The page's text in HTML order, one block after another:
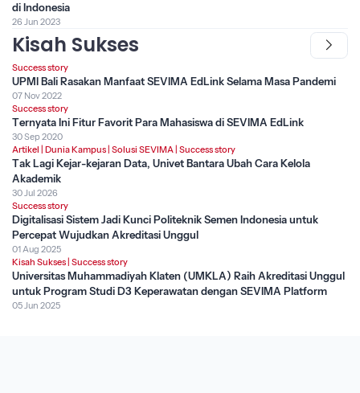
di Indonesia
26 Jun 2023
Kisah Sukses
Success story
UPMI Bali Rasakan Manfaat SEVIMA EdLink Selama Masa Pandemi
07 Nov 2022
Success story
Ternyata Ini Fitur Favorit Para Mahasiswa di SEVIMA EdLink
30 Sep 2020
Artikel Dunia Kampus Solusi SEVIMA Success story
Tak Lagi Kejar-kejaran Data, Univet Bantara Ubah Cara Kelola
Akademik
30 Jul 2026
Success story
Digitalisasi Sistem Jadi Kunci Politeknik Semen Indonesia untuk
Percepat Wujudkan Akreditasi Unggul
01 Aug 2025
Kisah Sukses Success story
Universitas Muhammadiyah Klaten (UMKLA) Raih Akreditasi Unggul
untuk Program Studi D3 Keperawatan dengan SEVIMA Platform
05 Jun 2025